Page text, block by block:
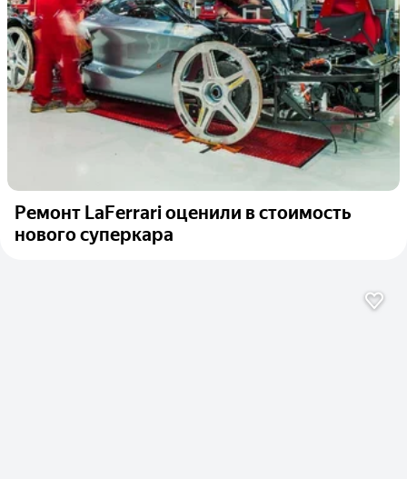
Ремонт LaFerrari оценили в стоимость
нового суперкара